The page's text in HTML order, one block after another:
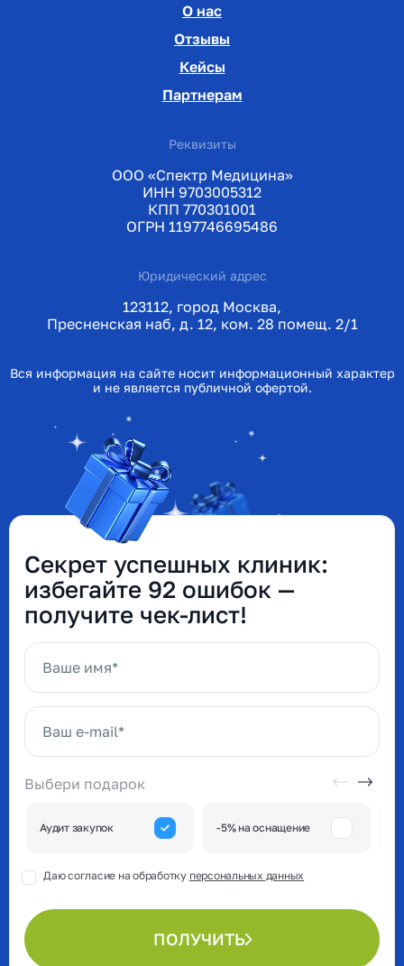
О нас
Отзывы
Кейсы
Партнерам
Реквизиты
ООО «Спектр Медицина»
ИНН 9703005312
КПП 770301001
ОГРН 1197746695486
Юридический адрес
123112, город Москва,
Пресненская наб, д. 12, ком. 28 помещ. 2/1
Вся информация на сайте носит информационный характер
и не является публичной офертой.
Секрет успешных клиник:
избегайте 92 ошибок —
получите чек-лист!
Выбери подарок
Аудит закупок -5% на оснащение
Даю согласие на обработку персональных данных
ПОЛУЧИТЬ